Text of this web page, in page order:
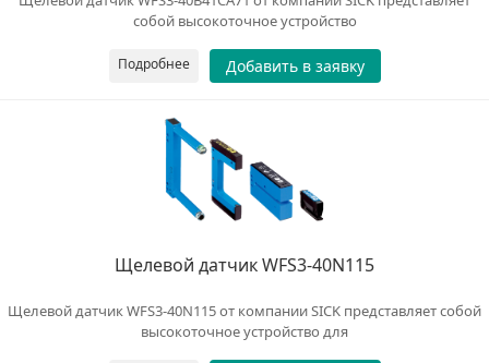
собой высокоточное устройство
Подробнее Добавить в заявку
Щелевой датчик WFS3-40N115
Щелевой датчик WFS3-40N115 от компании SICK представляет собой
высокоточное устройство для